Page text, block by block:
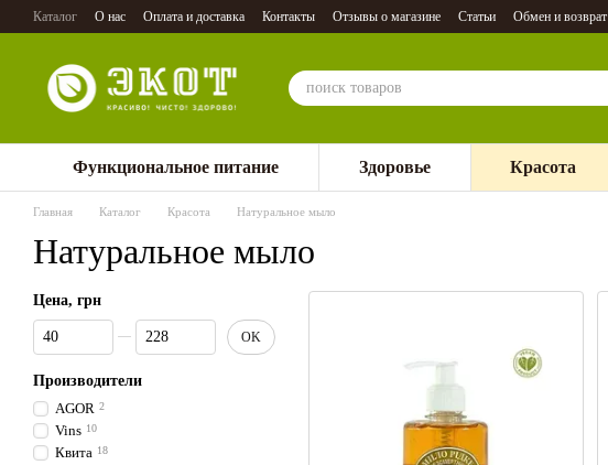
Перейти к основному контенту
Каталог О нас Оплата и доставка Контакты Отзывы о магазине Статьи Обмен и возврат
Функциональное питание Здоровье Красота
Главная Каталог Красота Натуральное мыло
Натуральное мыло
Цена, грн
От Цена, грн
До Цена, грн
OK
Производители
AGOR 2
Vins 10
Квита 18